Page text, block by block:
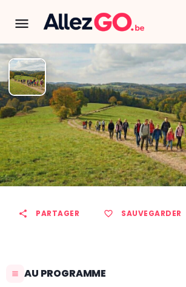
Marche ADEPS à
WALEFFE
TÉLÉPHONE
PARTAGER SAUVEGARDER
AU PROGRAMME